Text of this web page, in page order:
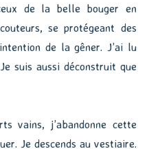
de la belle bouger en
se protégeant des
de la gêner. J’ai lu
suis aussi déconstruit que
vains, j’abandonne cette
Je descends au vestiaire.